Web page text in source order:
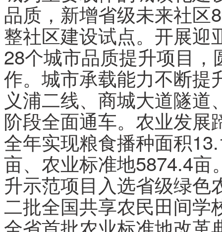
品质，新增省级未来社区
整社区建设试点。开展迎
28个城市品质提升项目
作。城市承载能力不断提
义浦二线、商城大道隧
阶段全面通车。农业发展
全年实现粮食播种面积
亩、农业标准地5874.4
升示范项目入选省级绿色
二批全国共享农民田间学